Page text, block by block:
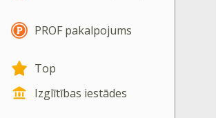
PROF pakalpojums
Top
Izglītības iestādes